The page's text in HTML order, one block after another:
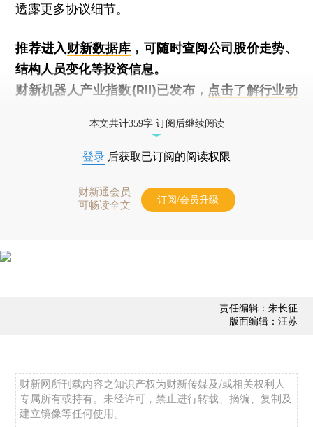
透露更多协议细节。
推荐进入财新数据库 ，可随时查阅公司股价走势、
结构人员变化等投资信息。
财新机器人产业指数(RII)已发布， 点击了解行业动
本文共计359字 订阅后继续阅读
登录 后获取已订阅的阅读权限
财新通会员
可畅读全文
订阅/会员升级
责任编辑：朱长征
版面编辑：汪苏
财新网所刊载内容之知识产权为财新传媒及/或相关权利人
专属所有或持有。未经许可，禁止进行转载、摘编、复制及
建立镜像等任何使用。